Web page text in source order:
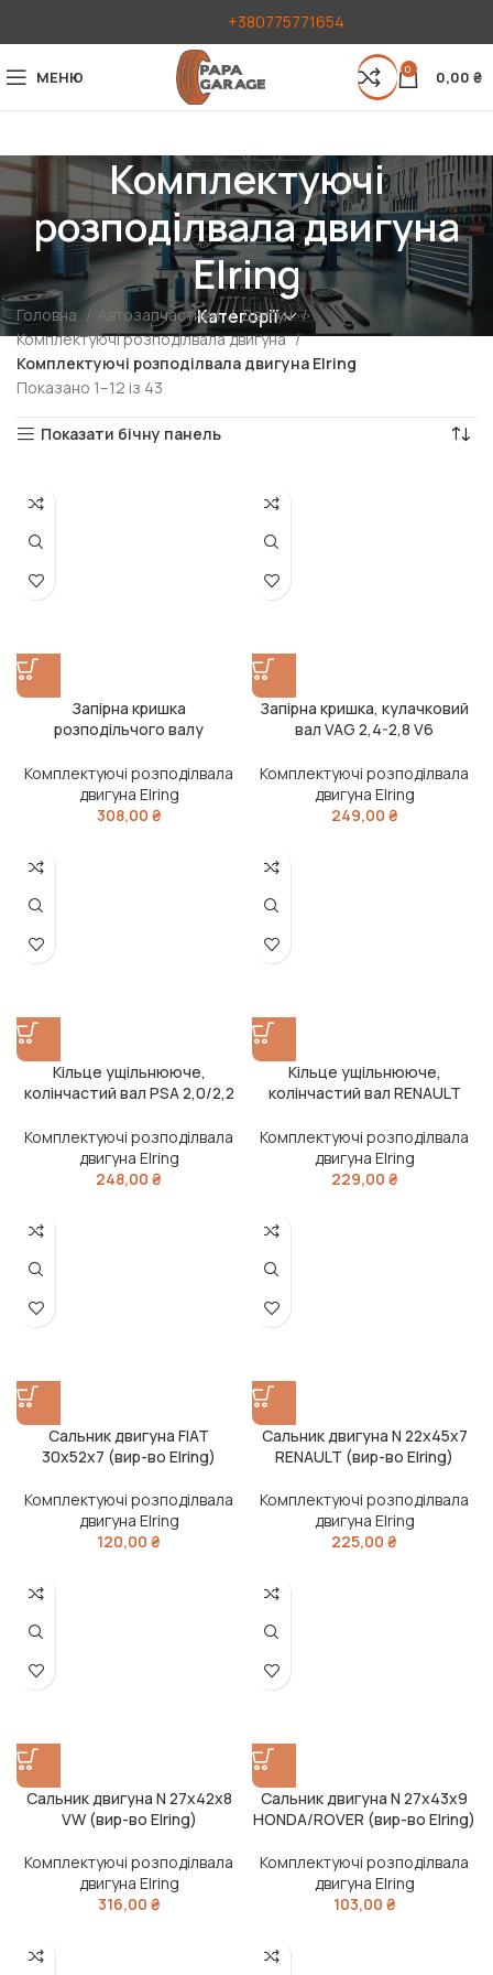
+380775771654
МЕНЮ 0 0,00 ₴
Комплектуючі
розподілвала двигуна
Elring
Категорії
Головна Автозапчастини
Двигун
Комплектуючі розподілвала двигуна
Комплектуючі розподілвала двигуна Elring
Показано 1–12 із 43
Показати бічну панель
Запірна кришка
розподільчого валу
во Elring)
Комплектуючі розподілвала
двигуна Elring
308,00 ₴
Запірна кришка, кулачковий
вал VAG 2,4-2,8 V6
во Elring)
Комплектуючі розподілвала
двигуна Elring
249,00 ₴
Кільце ущільнююче,
колінчастий вал PSA 2,0/2,2
(вир-во Elring)
Комплектуючі розподілвала
двигуна Elring
248,00 ₴
Кільце ущільнююче,
колінчастий вал RENAULT
FPM (вир-во Elring)
Комплектуючі розподілвала
двигуна Elring
229,00 ₴
Сальник двигуна FIAT
30x52x7 (вир-во Elring)
Комплектуючі розподілвала
двигуна Elring
120,00 ₴
Сальник двигуна N 22x45x7
RENAULT (вир-во Elring)
Комплектуючі розподілвала
двигуна Elring
225,00 ₴
Сальник двигуна N 27x42x8
VW (вир-во Elring)
Комплектуючі розподілвала
двигуна Elring
316,00 ₴
Сальник двигуна N 27x43x9
HONDA/ROVER (вир-во Elring)
Комплектуючі розподілвала
двигуна Elring
103,00 ₴